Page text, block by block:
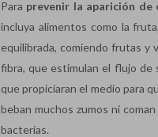
Para prevenir la aparición de
incluya alimentos como la
equilibrada, comiendo frutas y
fibra, que estimulan el flujo de
que propiciaran el medio para
beban muchos zumos ni
bacterias.